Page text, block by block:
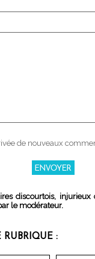
de nouveaux
discourtois, injurieux
le modérateur.
RUBRIQUE :